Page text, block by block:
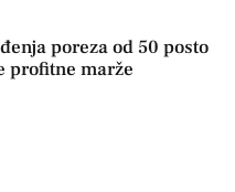
poreza od 50 posto
profitne marže